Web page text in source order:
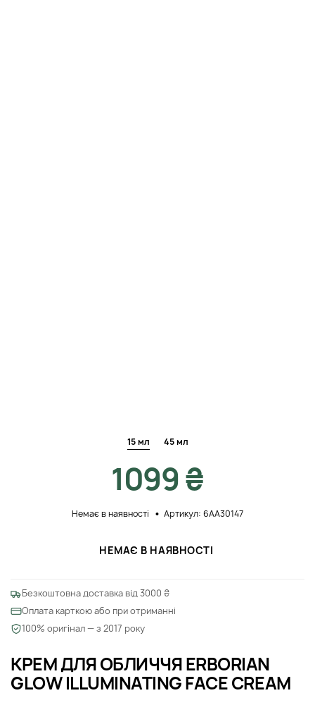
КРЕМ ДЛЯ ОБЛИЧЧЯ ERBORIAN
GLOW ILLUMINATING FACE CREAM
15 мл 45 мл
1099 ₴
Немає в наявності Артикул: 6AA30147
НЕМАЄ В НАЯВНОСТІ
Безкоштовна доставка від 3000 ₴
Оплата карткою або при отриманні
100% оригінал — з 2017 року